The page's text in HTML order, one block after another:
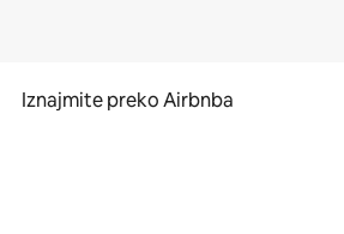
Iznajmite preko Airbnba